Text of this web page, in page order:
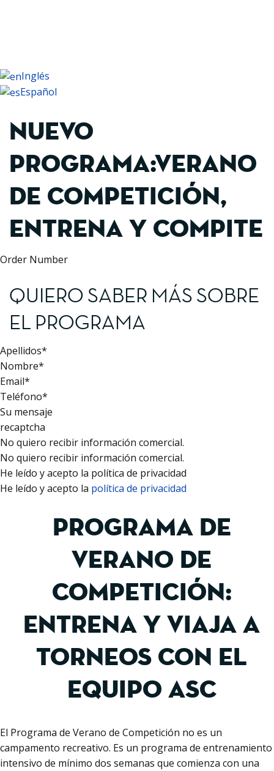
Inglés
Español
Nuevo
programa:VERANO
DE COMPETICIÓN,
Entrena y compite
Order Number
QUIERO SABER MÁS SOBRE
EL PROGRAMA
Apellidos*
Nombre*
Email*
Teléfono*
Su mensaje
recaptcha
No quiero recibir información comercial.
No quiero recibir información comercial.
He leído y acepto la política de privacidad
He leído y acepto la política de privacidad
PROGRAMA DE
VERANO DE
COMPETICIÓN:
Entrena y viaja a
torneos con el
equipo ASC
El Programa de Verano de Competición no es un
campamento recreativo. Es un programa de entrenamiento
intensivo de mínimo dos semanas que comienza con una